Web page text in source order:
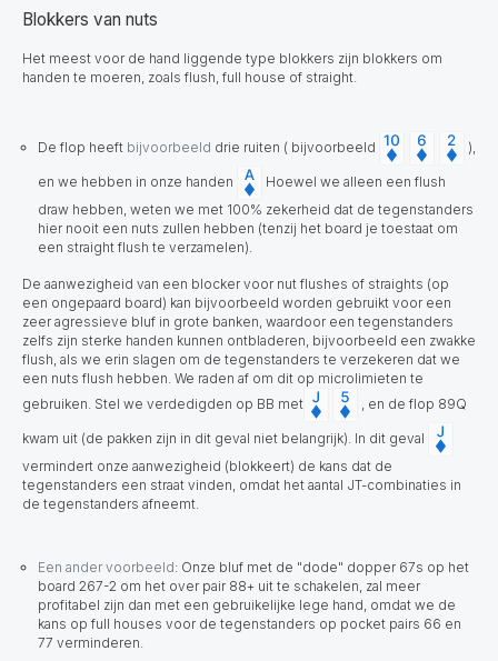
Blokkers van nuts
Het meest voor de hand liggende type blokkers zijn blokkers om
handen te moeren, zoals flush, full house of straight.
De flop heeft bijvoorbeeld drie ruiten ( bijvoorbeeld ),
en we hebben in onze handen
Hoewel we alleen een flush
draw hebben, weten we met 100% zekerheid dat de tegenstanders
hier nooit een nuts zullen hebben (tenzij het board je toestaat om
een straight flush te verzamelen).
De aanwezigheid van een blocker voor nut flushes of straights (op
een ongepaard board) kan bijvoorbeeld worden gebruikt voor een
zeer agressieve bluf in grote banken, waardoor een tegenstanders
zelfs zijn sterke handen kunnen ontbladeren, bijvoorbeeld een zwakke
flush, als we erin slagen om de tegenstanders te verzekeren dat we
een nuts flush hebben. We raden af om dit op microlimieten te
gebruiken. Stel we verdedigden op BB met
, en de flop 89Q
kwam uit (de pakken zijn in dit geval niet belangrijk). In dit geval
vermindert onze aanwezigheid (blokkeert) de kans dat de
tegenstanders een straat vinden, omdat het aantal JT-combinaties in
de tegenstanders afneemt.
Een ander voorbeeld: Onze bluf met de "dode" dopper 67s op het
board 267-2 om het over pair 88+ uit te schakelen, zal meer
profitabel zijn dan met een gebruikelijke lege hand, omdat we de
kans op full houses voor de tegenstanders op pocket pairs 66 en
77 verminderen.